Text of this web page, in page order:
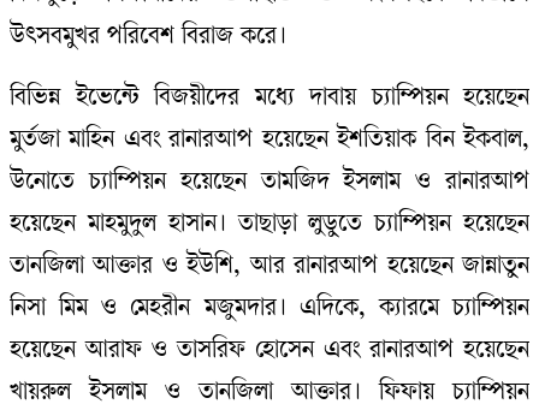
উৎসবমুখর পরিবেশ বিরাজ করে।
বিভিন্ন ইভেন্টে বিজয়ীদের মধ্যে দাবায় চ্যাম্পিয়ন হয়েছেন
মুর্তজা মাহিন এবং রানারআপ হয়েছেন ইশতিয়াক বিন ইকবাল,
উনোতে চ্যাম্পিয়ন হয়েছেন তামজিদ ইসলাম ও রানারআপ
হয়েছেন মাহমুদুল হাসান। তাছাড়া লুডুতে চ্যাম্পিয়ন হয়েছেন
তানজিলা আক্তার ও ইউশি, আর রানারআপ হয়েছেন জান্নাতুন
নিসা মিম ও মেহরীন মজুমদার। এদিকে, ক্যারমে চ্যাম্পিয়ন
হয়েছেন আরাফ ও তাসরিফ হোসেন এবং রানারআপ হয়েছেন
খায়রুল ইসলাম ও তানজিলা আক্তার। ফিফায় চ্যাম্পিয়ন